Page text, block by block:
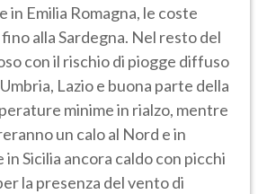
in Emilia Romagna, le coste
alla Sardegna. Nel resto del
con il rischio di piogge diffuso
Lazio e buona parte della
minime in rialzo, mentre
un calo al Nord e in
in Sicilia ancora caldo con picchi
la presenza del vento di